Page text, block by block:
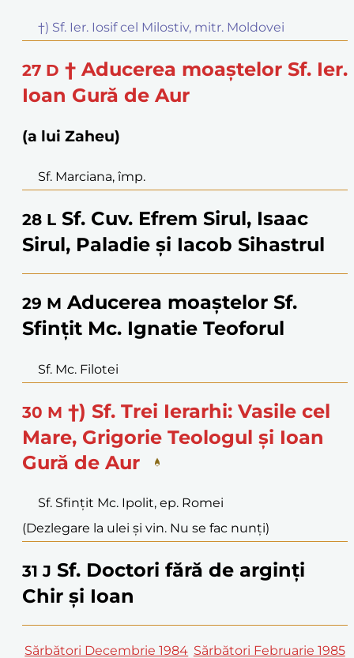
†) Sf. Ier. Iosif cel Milostiv, mitr. Moldovei
27 D † Aducerea moaștelor Sf. Ier.
Ioan Gură de Aur
(a lui Zaheu)
Sf. Marciana, împ.
28 L Sf. Cuv. Efrem Sirul, Isaac
Sirul, Paladie și Iacob Sihastrul
29 M Aducerea moaștelor Sf.
Sfințit Mc. Ignatie Teoforul
Sf. Mc. Filotei
30 M †) Sf. Trei Ierarhi: Vasile cel
Mare, Grigorie Teologul și Ioan
Gură de Aur
Sf. Sfințit Mc. Ipolit, ep. Romei
(Dezlegare la ulei și vin. Nu se fac nunți)
31 J Sf. Doctori fără de arginți
Chir și Ioan
Sărbători Decembrie 1984 Sărbători Februarie 1985